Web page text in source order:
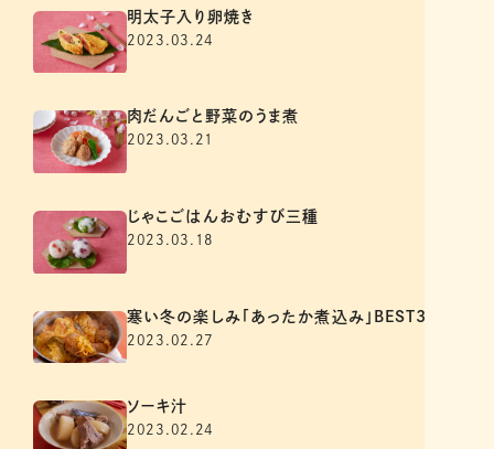
明太子入り卵焼き
2023.03.24
肉だんごと野菜のうま煮
2023.03.21
じゃこごはんおむすび三種
2023.03.18
寒い冬の楽しみ「あったか煮込み」BEST3
2023.02.27
ソーキ汁
2023.02.24